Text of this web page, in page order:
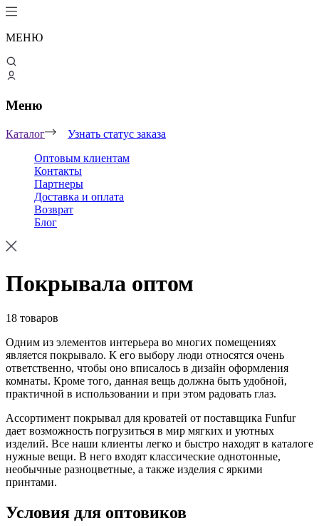
МЕНЮ
Меню
Каталог
Узнать статус заказа
Оптовым клиентам
Контакты
Партнеры
Доставка и оплата
Возврат
Блог
Покрывала оптом
18 товаров
Одним из элементов интерьера во многих помещениях
является покрывало. К его выбору люди относятся очень
ответственно, чтобы оно вписалось в дизайн оформления
комнаты. Кроме того, данная вещь должна быть удобной,
практичной в использовании и при этом радовать глаз.
Ассортимент покрывал для кроватей от поставщика Funfur
дает возможность погрузиться в мир мягких и уютных
изделий. Все наши клиенты легко и быстро находят в каталоге
нужные вещи. В него входят классические однотонные,
необычные разноцветные, а также изделия с яркими
принтами.
Условия для оптовиков